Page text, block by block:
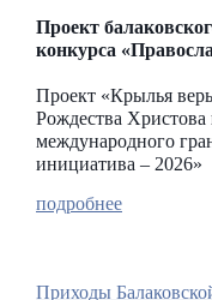
Проект
конкурса
Проект «Крылья
Рождества Христова
международного
инициатива – 2026»
Приходы